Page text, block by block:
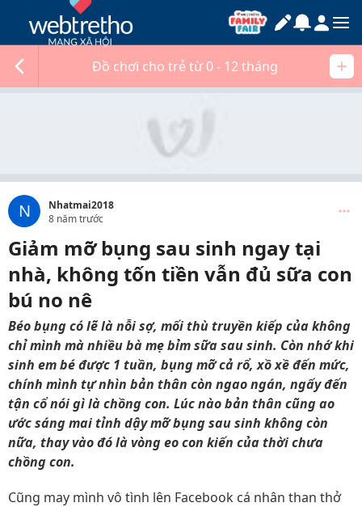
Đồ chơi cho trẻ từ 0 - 12 tháng
N
Nhatmai2018
8 năm trước
Giảm mỡ bụng sau sinh ngay tại
nhà, không tốn tiền vẫn đủ sữa con
bú no nê
Béo bụng có lẽ là nỗi sợ, mối thù truyền kiếp của không
chỉ mình mà nhiều bà mẹ bỉm sữa sau sinh. Còn nhớ khi
sinh em bé được 1 tuần, bụng mỡ cả rổ, xồ xề đến mức,
chính mình tự nhìn bản thân còn ngao ngán, ngấy đến
tận cổ nói gì là chồng con. Lúc nào bản thân cũng ao
ước sáng mai tỉnh dậy mỡ bụng sau sinh không còn
nữa, thay vào đó là vòng eo con kiến của thời chưa
chồng con.
Cũng may mình vô tình lên Facebook cá nhân than thở